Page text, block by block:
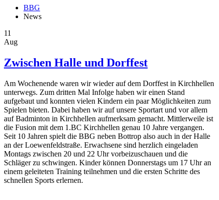
BBG
News
11
Aug
Zwischen Halle und Dorffest
Am Wochenende waren wir wieder auf dem Dorffest in Kirchhellen
unterwegs. Zum dritten Mal Infolge haben wir einen Stand
aufgebaut und konnten vielen Kindern ein paar Möglichkeiten zum
Spielen bieten. Dabei haben wir auf unsere Sportart und vor allem
auf Badminton in Kirchhellen aufmerksam gemacht. Mittlerweile ist
die Fusion mit dem 1.BC Kirchhellen genau 10 Jahre vergangen.
Seit 10 Jahren spielt die BBG neben Bottrop also auch in der Halle
an der Loewenfeldstraße. Erwachsene sind herzlich eingeladen
Montags zwischen 20 und 22 Uhr vorbeizuschauen und die
Schläger zu schwingen. Kinder können Donnerstags um 17 Uhr an
einem geleiteten Training teilnehmen und die ersten Schritte des
schnellen Sports erlernen.